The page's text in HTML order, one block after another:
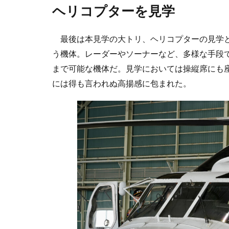
ヘリコプターを見学
最後は本見学の大トリ、ヘリコプターの見学
う機体。レーダーやソーナーなど、多様な手
まで可能な機体だ。見学においては操縦席に
には得も言われぬ高揚感に包まれた。